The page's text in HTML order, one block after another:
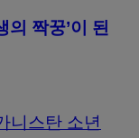
의 짝꿍’이 된